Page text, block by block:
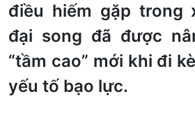
điều hiếm gặp trong
đại song đã được
“tầm cao” mới khi đi
yếu tố bạo lực.